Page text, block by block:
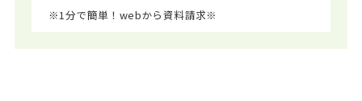
※1分で簡単！webから資料請求※